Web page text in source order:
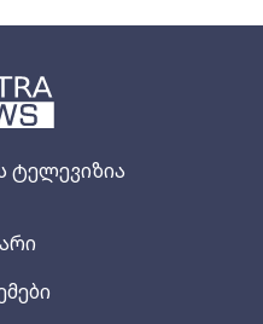
ტელევიზია